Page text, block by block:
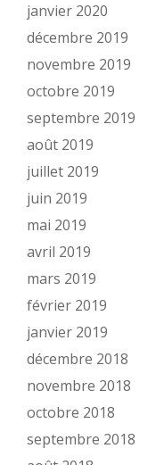
janvier 2020
décembre 2019
novembre 2019
octobre 2019
septembre 2019
août 2019
juillet 2019
juin 2019
mai 2019
avril 2019
mars 2019
février 2019
janvier 2019
décembre 2018
novembre 2018
octobre 2018
septembre 2018